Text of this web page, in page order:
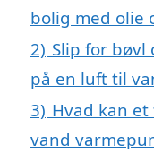
bolig med olie
2) Slip for
på en luft til
3) Hvad kan
vand